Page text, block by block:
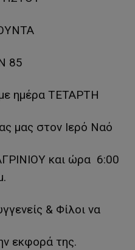
85
ημέρα ΤΕΤΑΡΤΗ
μας στον Ιερό Ναό
και ώρα 6:00
& Φίλοι να
εκφορά της.